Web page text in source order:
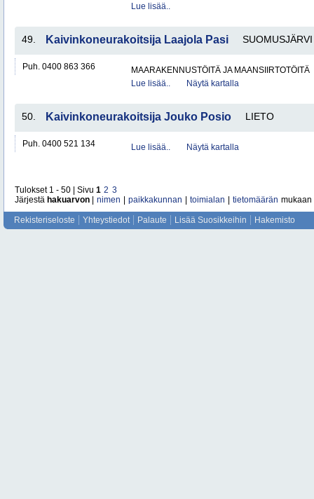
Lue lisää..
49. Kaivinkoneurakoitsija Laajola Pasi SUOMUSJÄRVI
Puh. 0400 863 366
MAARAKENNUSTÖITÄ JA MAANSIIRTOTÖITÄ
Lue lisää..
Näytä kartalla
50. Kaivinkoneurakoitsija Jouko Posio LIETO
Puh. 0400 521 134 Lue lisää.. Näytä kartalla
Tulokset 1 - 50 | Sivu 1 2 3
Järjestä hakuarvon nimen paikkakunnan toimialan tietomäärän mukaan
Rekisteriseloste Yhteystiedot Palaute Lisää Suosikkeihin Hakemisto